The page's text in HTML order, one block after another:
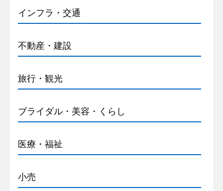
インフラ・交通
不動産・建設
旅行・観光
ブライダル・美容・くらし
医療・福祉
小売